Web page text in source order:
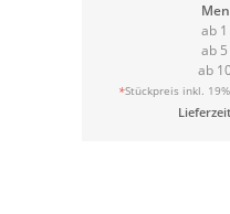
ab 1
ab 5
ab
*Stückpreis inkl.
Lieferzeit